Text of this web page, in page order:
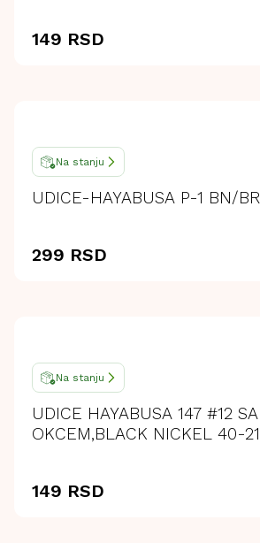
149 RSD
Na stanju
UDICE-HAYABUSA P-1 BN/
299 RSD
Na stanju
UDICE HAYABUSA 147 #12 SA
OKCEM,BLACK NICKEL 40-
149 RSD